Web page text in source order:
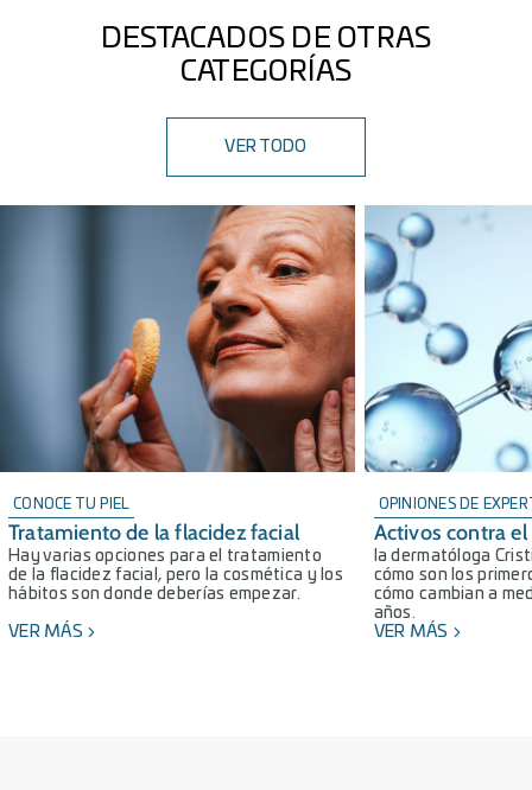
DESTACADOS DE OTRAS
CATEGORÍAS
VER TODO
CONOCE TU PIEL
Tratamiento de la flacidez facial
Hay varias opciones para el tratamiento
de la flacidez facial, pero la cosmética y los
hábitos son donde deberías empezar.
VER MÁS
OPINIONES DE
Activos contra
la dermatóloga
cómo son los
cómo cambian a
años.
VER MÁS